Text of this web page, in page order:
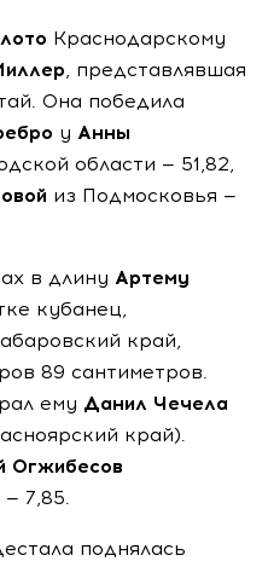
Краснодарскому
, представлявшая
Она победила
у Анны
области — 51,82,
из Подмосковья —
в длину Артему
кубанец,
край,
89 сантиметров.
ему Данил Чечела
край).
Огжибесов
7,85.
поднялась